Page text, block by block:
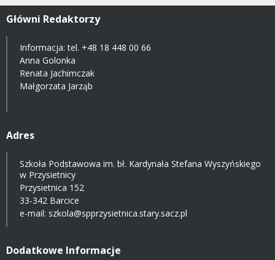
Główni Redaktorzy
Informacja: tel. +48 18 448 00 66
Anna Golonka
Renata Jachimczak
Małgorzata Jarząb
Adres
Szkoła Podstawowa im. bł. Kardynała Stefana Wyszyńskiego
w Przysietnicy
Przysietnica 152
33-342 Barcice
e-mail: szkola@spprzysietnica.stary.sacz.pl
Dodatkowe Informacje